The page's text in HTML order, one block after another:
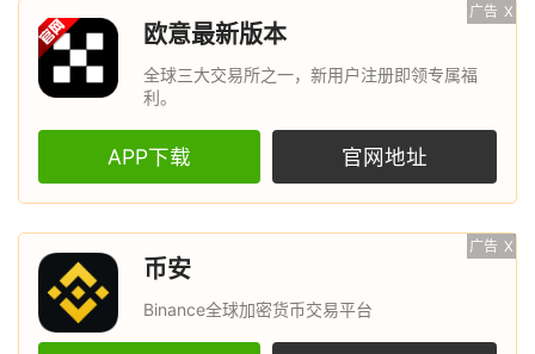
广告 X
欧意最新版本
全球三大交易所之一，新用户注册即领专属福
利。
APP下载 官网地址
广告 X
币安
Binance全球加密货币交易平台